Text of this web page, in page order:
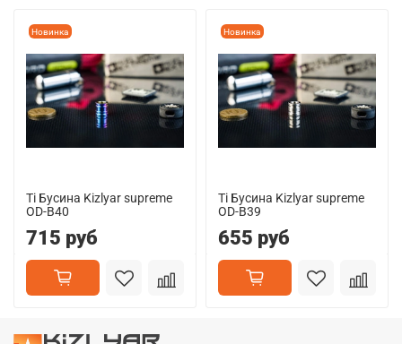
Новинка
Ti Бусина Kizlyar supreme
OD-B40
715 руб
Новинка
Ti Бусина Kizlyar supreme
OD-B39
655 руб